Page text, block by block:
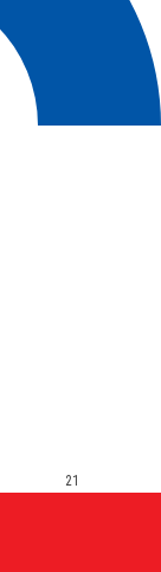
21